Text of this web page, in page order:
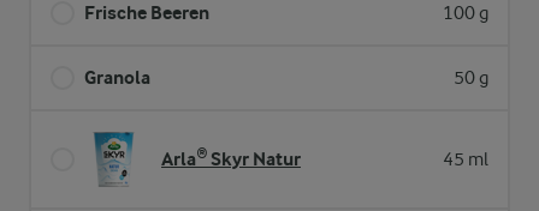
Frische Beeren 100 g
Granola 50 g
Arla® Skyr Natur 45 ml